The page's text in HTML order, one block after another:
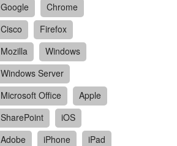
Google
Chrome
Cisco
Firefox
Mozilla
Windows
Windows Server
Microsoft Office
Apple
SharePoint
iOS
Adobe
iPhone
iPad